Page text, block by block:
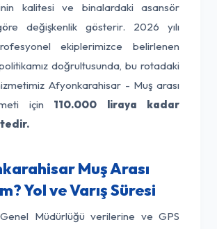
kalitesi ve binalardaki asansör
değişkenlik gösterir. 2026 yılı
ekiplerimizce belirlenen
doğrultusunda, bu rotadaki
Afyonkarahisar - Muş arası
için 110.000 liraya kadar
Muş Arası
Yol ve Varış Süresi
Müdürlüğü verilerine ve GPS